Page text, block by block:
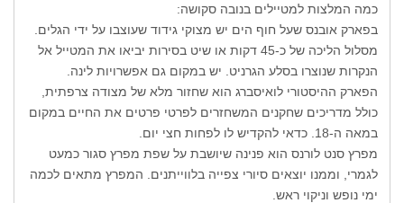
כמה המלצות למטיילים בנובה סקושה:
בפארק אובנס שעל חוף הים יש מצוקי גידוד שעוצבו על ידי הגלים.
מסלול הליכה של כ-45 דקות או שיט בסירות יביאו את המטייל אל
הנקרות שנוצרו בסלע הגרניט. יש במקום גם אפשרויות לינה.
הפארק ההיסטורי לואיסברג הוא שחזור מלא של מצודה צרפתית,
כולל מדריכים שחקנים המשחזרים לפרטי פרטים את החיים במקום
במאה ה-18. כדאי להקדיש לו לפחות חצי יום.
מפרץ סנט לורנס הוא פנינה שיושבת על שפת מפרץ סגור כמעט
לגמרי, וממנו יוצאים סיורי צפייה בלווייתנים. המפרץ מתאים לכמה
ימי נופש וניקוי ראש.